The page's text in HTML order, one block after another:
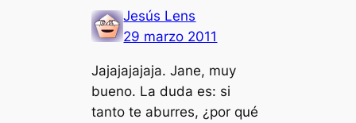
Jesús Lens
29 marzo 2011
Jajajajajaja. Jane, muy
bueno. La duda es: si
tanto te aburres, ¿por qué